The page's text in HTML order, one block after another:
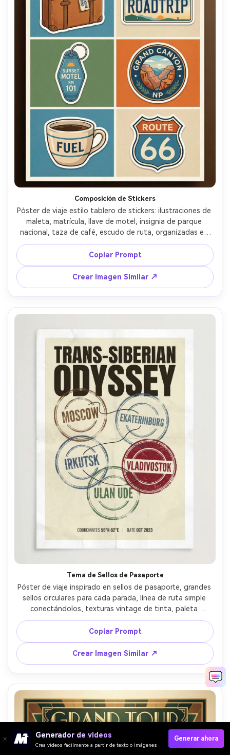
Composición de Stickers
Póster de viaje estilo tablero de stickers: ilustraciones de
maleta, matrícula, llave de motel, insignia de parque
nacional, taza de café, escudo de ruta, organizadas en
cuadrícula con banda de título llamativo, paleta brillante
coherente, bordes ilustrados tipo sticker, textura sutil de
papel, tipografía lista para imprimir, lente 85mm, poca
profundidad de campo, luz cinematográfica suave --ar
4:5
Copiar Prompt
Crear Imagen Similar ↗
Tema de Sellos de Pasaporte
Póster de viaje inspirado en sellos de pasaporte, grandes
sellos circulares para cada parada, línea de ruta simple
conectándolos, texturas vintage de tinta, paleta
apagada con acento rojo, título destacado en la parte
superior, coordenadas y línea de fecha pequeñas,
composición limpia con amplios márgenes, diseño gráfico
para imprimir, lente 85mm, profundidad de campo baja,
luz cinematográfica suave --ar 4:5
Copiar Prompt
Crear Imagen Similar ↗
Generador de videos
Crea videos fácilmente a partir de texto o imágenes
Generar ahora